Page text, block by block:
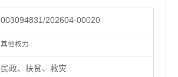
003094831/202604-00020
其他权力
民政、扶贫、救灾